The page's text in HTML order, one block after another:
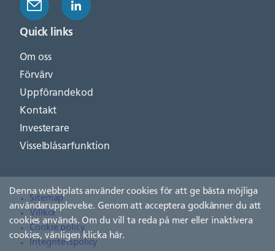
Quick links
Om oss
Förvärv
Uppförandekod
Kontakt
Investerare
Visselblåsarfunktion
Sitemap
Villkor
Cookie policy
Integritetspolicy
Denna webbplats använder cookies för att ge bästa möjliga
användarupplevelse. Genom att acceptera godkänner du att
cookies används. Om du vill ta reda på mer eller inaktivera
cookies, vänligen klicka här.